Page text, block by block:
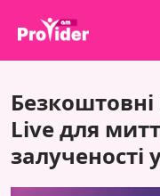
Про нас
Увійти
Зареєструватися
Безкоштовні
Live для
залученості